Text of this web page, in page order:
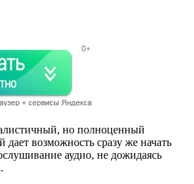
но полноценный
дает возможность сразу же начать
аудио, не дожидаясь